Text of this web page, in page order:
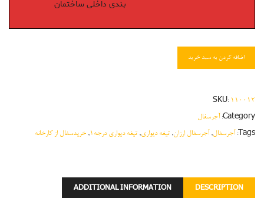
بندی داخلی ساختمان
اضافه کردن به سبد خرید
SKU: ۱۱۰۰۱۲
Category: آجرسفال
Tags: آجرسفال, آجرسفال ارزان, تیغه دیواری, تیغه دیواری درجه۱ , خریدسفال از کارخانه
DESCRIPTION
ADDITIONAL INFORMATION